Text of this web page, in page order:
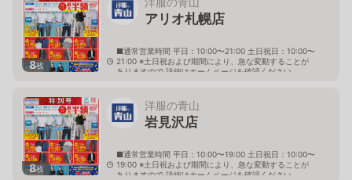
8枚
アリオ札幌店
■通常営業時間 平日：10:00〜21:00 土日祝日：10:00〜
21:00 ※土日祝および期間により、急な変動することが
ありますので 詳細はホームページを確認ください
8枚
洋服の青山
岩見沢店
■通常営業時間 平日：10:00〜19:00 土日祝日：10:00〜
19:00 ※土日祝および期間により、急な変動することが
ありますので 詳細はホームページを確認ください